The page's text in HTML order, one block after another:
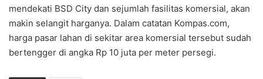
mendekati BSD City dan sejumlah fasilitas komersial, akan
makin selangit harganya. Dalam catatan Kompas.com,
harga pasar lahan di sekitar area komersial tersebut sudah
bertengger di angka Rp 10 juta per meter persegi.